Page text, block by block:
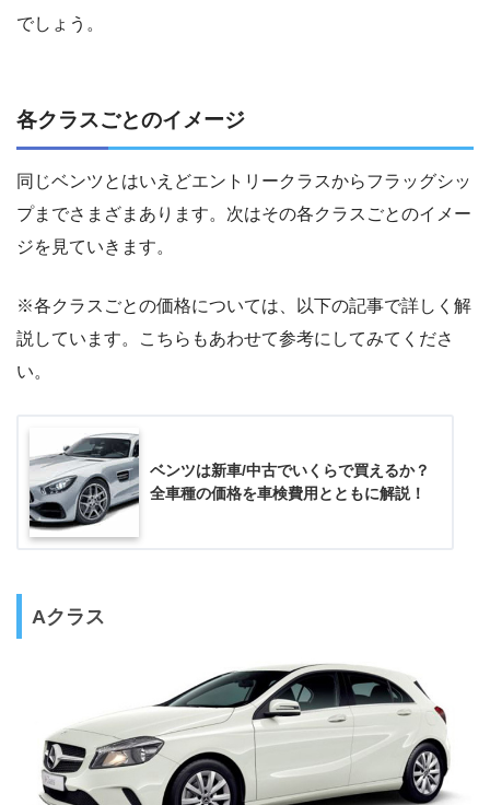
でしょう。
各クラスごとのイメージ
同じベンツとはいえどエントリークラスからフラッグシッ
プまでさまざまあります。次はその各クラスごとのイメー
ジを見ていきます。
※各クラスごとの価格については、以下の記事で詳しく解
説しています。こちらもあわせて参考にしてみてくださ
い。
ベンツは新車/中古でいくらで買えるか？
全車種の価格を車検費用とともに解説！
Aクラス